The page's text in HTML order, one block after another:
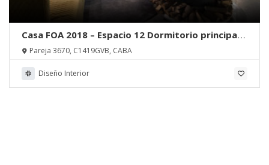
Casa FOA 2018 – Espacio 12 Dormitorio principal |
Estudio Modo Casa
Pareja 3670, C1419GVB, CABA
Diseño Interior